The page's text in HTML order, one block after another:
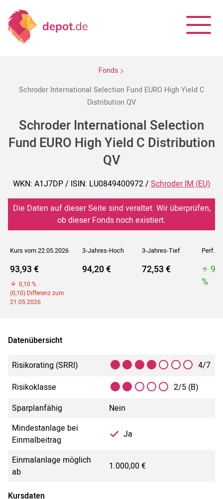
Fonds
Schroder International Selection Fund EURO High Yield C
Distribution QV
Schroder International Selection
Fund EURO High Yield C Distribution
QV
WKN: A1J7DP / ISIN: LU0849400972 /Schroder IM (EU)
Die Daten auf dieser Seite sind veraltet. Wir überprüfen,
ob dieser Fonds noch existiert.
Kurs vom 22.05.2026 3-Jahres-Hoch 3-Jahres-Tief Perf. 5J
93,93 €
0,10 %
(0,10) Differenz zum
21.05.2026
94,20 € 72,53 €
%
Datenübersicht
Risikorating (SRRI)
4/7
Risikoklasse
2/5 (B)
Sparplanfähig
Nein
Mindestanlage bei
Einmalbeitrag
Ja
Einmalanlage möglich
ab
1.000,00 €
Kursdaten